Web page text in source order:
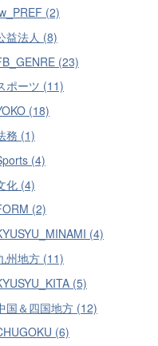
(2)
益法人 (8)
(23)
ポーツ (11)
(18)
務 (1)
(4)
化 (4)
(2)
(4)
州地方 (11)
(5)
国＆四国地方 (12)
(6)